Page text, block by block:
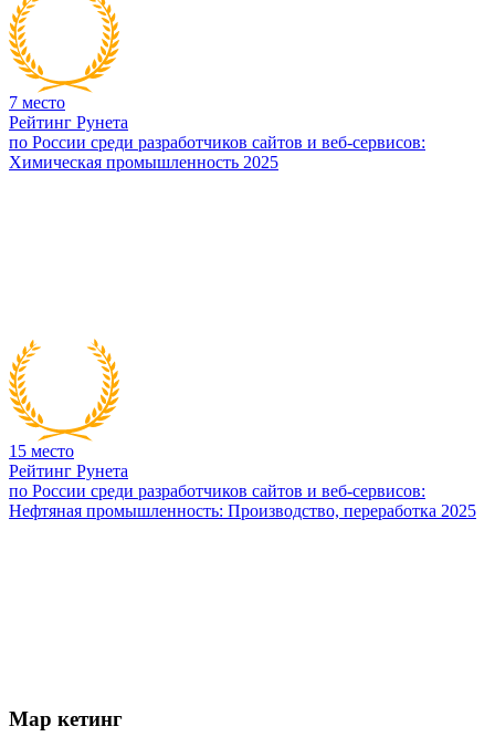
7 место
Рейтинг Рунета
по России среди разработчиков сайтов и веб-сервисов:
Химическая промышленность 2025
15 место
Рейтинг Рунета
по России среди разработчиков сайтов и веб-сервисов:
Нефтяная промышленность: Производство, переработка 2025
Мар кетинг